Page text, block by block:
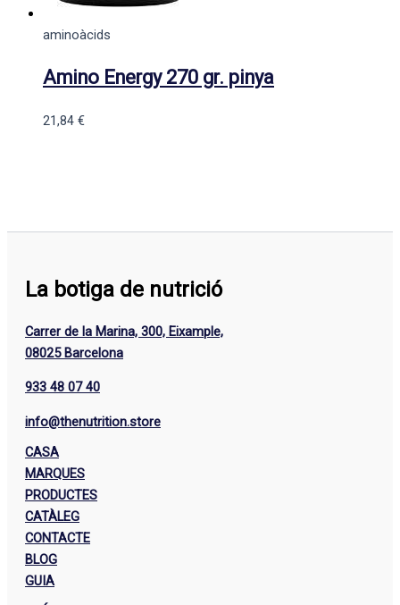
aminoàcids
Amino Energy 270 gr. pinya
21,84 €
La botiga de nutrició
Carrer de la Marina, 300, Eixample,
08025 Barcelona
933 48 07 40
info@thenutrition.store
CASA
MARQUES
PRODUCTES
CATÀLEG
CONTACTE
BLOG
GUIA